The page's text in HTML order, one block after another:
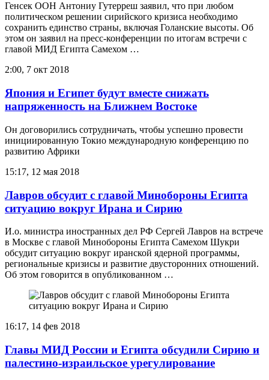
Генсек ООН Антониу Гутерреш заявил, что при любом
политическом решении сирийского кризиса необходимо
сохранить единство страны, включая Голанские высоты. Об
этом он заявил на пресс-конференции по итогам встречи с
главой МИД Египта Самехом …
2:00, 7 окт 2018
Япония и Египет будут вместе снижать
напряженность на Ближнем Востоке
Он договорились сотрудничать, чтобы успешно провести
инициированную Токио международную конференцию по
развитию Африки
15:17, 12 мая 2018
Лавров обсудит с главой Минобороны Египта
ситуацию вокруг Ирана и Сирию
И.о. министра иностранных дел РФ Сергей Лавров на встрече
в Москве с главой Минобороны Египта Самехом Шукри
обсудит ситуацию вокруг иранской ядерной программы,
региональные кризисы и развитие двусторонних отношений.
Об этом говорится в опубликованном …
16:17, 14 фев 2018
Главы МИД России и Египта обсудили Сирию и
палестино-израильское урегулирование